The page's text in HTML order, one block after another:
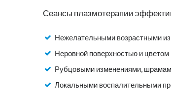
Сеансы плазмотерапии
Нежелательными возрастными
Неровной поверхностью и цветом
Рубцовыми изменениями,
Локальными воспалительными